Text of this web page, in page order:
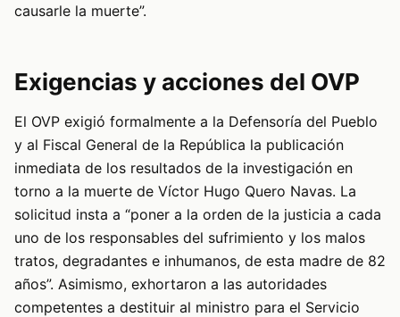
causarle la muerte”.
Exigencias y acciones del OVP
El OVP exigió formalmente a la Defensoría del Pueblo
y al Fiscal General de la República la publicación
inmediata de los resultados de la investigación en
torno a la muerte de Víctor Hugo Quero Navas. La
solicitud insta a “poner a la orden de la justicia a cada
uno de los responsables del sufrimiento y los malos
tratos, degradantes e inhumanos, de esta madre de 82
años”. Asimismo, exhortaron a las autoridades
competentes a destituir al ministro para el Servicio